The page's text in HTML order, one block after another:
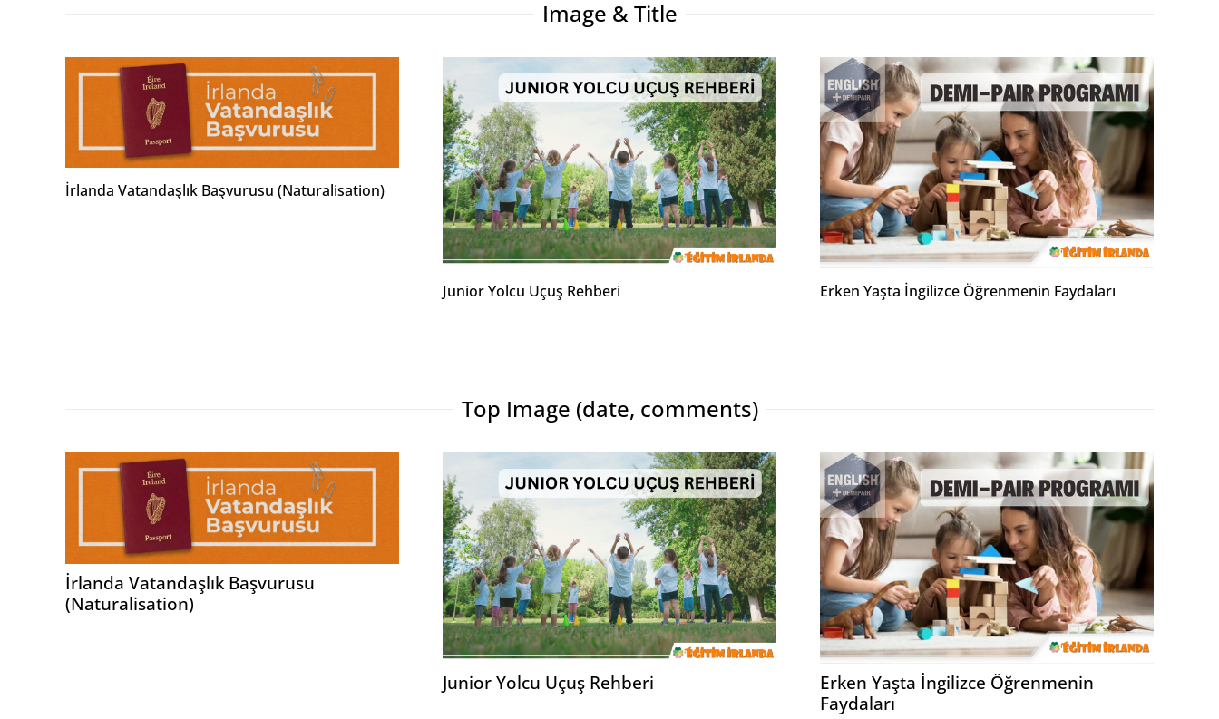
Image & Title
İrlanda Vatandaşlık Başvurusu (Naturalisation)
Junior Yolcu Uçuş Rehberi Erken Yaşta İngilizce Öğrenmenin Faydaları
Top Image (date, comments)
İrlanda Vatandaşlık Başvurusu
(Naturalisation)
Junior Yolcu Uçuş Rehberi
Erken Yaşta İngilizce Öğrenmenin
Faydaları